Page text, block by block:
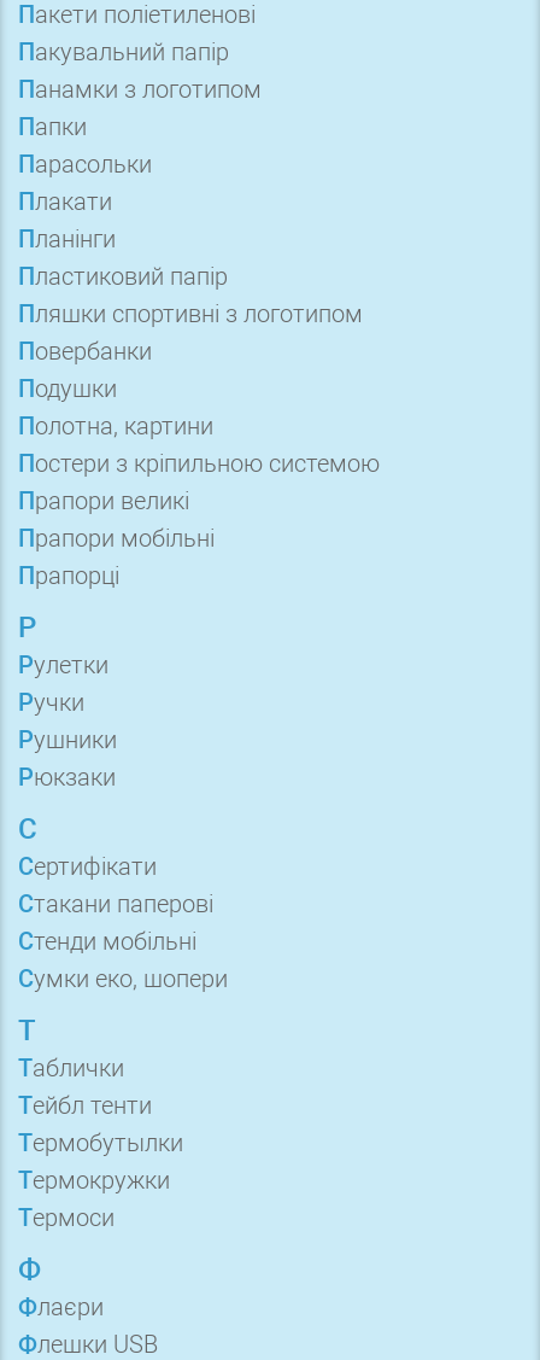
Пакети поліетиленові
Пакувальний папір
Панамки з логотипом
Папки
Парасольки
Плакати
Планінги
Пластиковий папір
Пляшки спортивні з логотипом
Повербанки
Подушки
Полотна, картини
Постери з кріпильною системою
Прапори великі
Прапори мобільні
Прапорці
Р
Рулетки
Ручки
Рушники
Рюкзаки
С
Сертифікати
Стакани паперові
Стенди мобільні
Сумки еко, шопери
Т
Таблички
Тейбл тенти
Термобутылки
Термокружки
Термоси
Ф
Флаєри
Флешки USB